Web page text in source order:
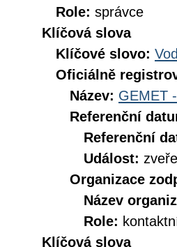
Role: správce
Klíčová slova
Klíčové slovo:
Oficiálně
Název: GEMET
Referenční
Referenční
Událost:
Organizace
Název
Role:
Klíčová slova